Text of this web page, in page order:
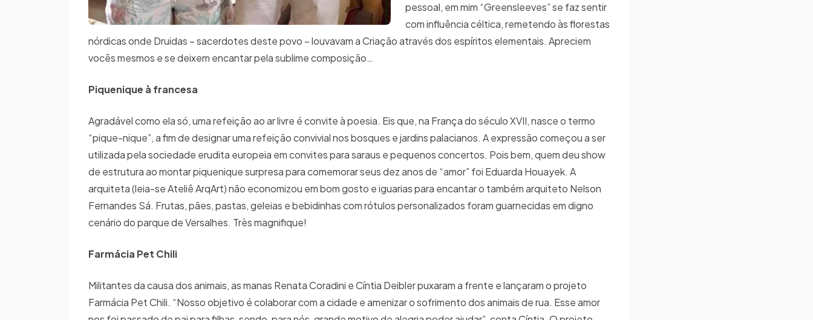
pessoal, em mim “Greensleeves” se faz sentir
com influência céltica, remetendo às florestas
nórdicas onde Druidas – sacerdotes deste povo – louvavam a Criação através dos espíritos elementais. Apreciem
vocês mesmos e se deixem encantar pela sublime composição…
Piquenique à francesa
Agradável como ela só, uma refeição ao ar livre é convite à poesia. Eis que, na França do século XVII, nasce o termo
“pique-nique”, a fim de designar uma refeição convivial nos bosques e jardins palacianos. A expressão começou a ser
utilizada pela sociedade erudita europeia em convites para saraus e pequenos concertos. Pois bem, quem deu show
de estrutura ao montar piquenique surpresa para comemorar seus dez anos de “amor” foi Eduarda Houayek. A
arquiteta (leia-se Ateliê ArqArt) não economizou em bom gosto e iguarias para encantar o também arquiteto Nelson
Fernandes Sá. Frutas, pães, pastas, geleias e bebidinhas com rótulos personalizados foram guarnecidas em digno
cenário do parque de Versalhes. Très magnifique!
Farmácia Pet Chili
Militantes da causa dos animais, as manas Renata Coradini e Cíntia Deibler puxaram a frente e lançaram o projeto
Farmácia Pet Chili. “Nosso objetivo é colaborar com a cidade e amenizar o sofrimento dos animais de rua. Esse amor